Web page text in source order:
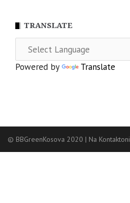
TRANSLATE
Powered by Translate
© BBGreenKosova 2020 | Na Kontaktoni